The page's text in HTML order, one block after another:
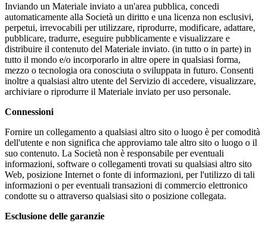
Inviando un Materiale inviato a un'area pubblica, concedi
automaticamente alla Società un diritto e una licenza non esclusivi,
perpetui, irrevocabili per utilizzare, riprodurre, modificare, adattare,
pubblicare, tradurre, eseguire pubblicamente e visualizzare e
distribuire il contenuto del Materiale inviato. (in tutto o in parte) in
tutto il mondo e/o incorporarlo in altre opere in qualsiasi forma,
mezzo o tecnologia ora conosciuta o sviluppata in futuro. Consenti
inoltre a qualsiasi altro utente del Servizio di accedere, visualizzare,
archiviare o riprodurre il Materiale inviato per uso personale.
Connessioni
Fornire un collegamento a qualsiasi altro sito o luogo è per comodità
dell'utente e non significa che approviamo tale altro sito o luogo o il
suo contenuto. La Società non è responsabile per eventuali
informazioni, software o collegamenti trovati su qualsiasi altro sito
Web, posizione Internet o fonte di informazioni, per l'utilizzo di tali
informazioni o per eventuali transazioni di commercio elettronico
condotte su o attraverso qualsiasi sito o posizione collegata.
Esclusione delle garanzie